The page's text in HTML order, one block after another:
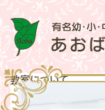
教室について
メッセージ